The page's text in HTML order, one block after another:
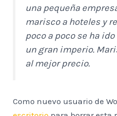
una pequeña
marisco a hoteles y
poco a poco se ha
un gran imperio.
al mejor precio.
Como nuevo usuario de